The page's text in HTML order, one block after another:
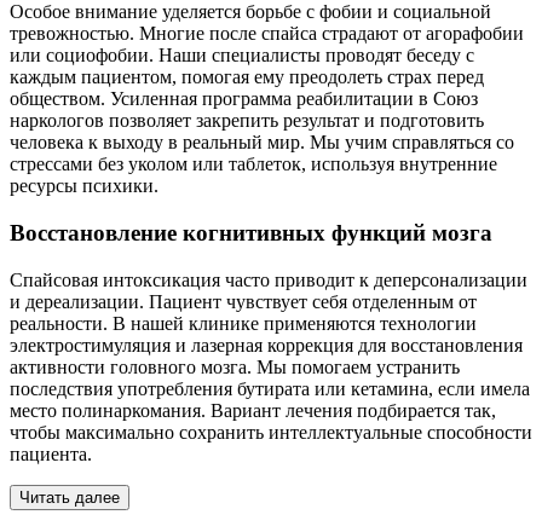
Особое внимание уделяется борьбе с фобии и социальной
тревожностью. Многие после спайса страдают от агорафобии
или социофобии. Наши специалисты проводят беседу с
каждым пациентом, помогая ему преодолеть страх перед
обществом. Усиленная программа реабилитации в Союз
наркологов позволяет закрепить результат и подготовить
человека к выходу в реальный мир. Мы учим справляться со
стрессами без уколом или таблеток, используя внутренние
ресурсы психики.
Восстановление когнитивных функций мозга
Спайсовая интоксикация часто приводит к деперсонализации
и дереализации. Пациент чувствует себя отделенным от
реальности. В нашей клинике применяются технологии
электростимуляция и лазерная коррекция для восстановления
активности головного мозга. Мы помогаем устранить
последствия употребления бутирата или кетамина, если имела
место полинаркомания. Вариант лечения подбирается так,
чтобы максимально сохранить интеллектуальные способности
пациента.
Читать далее